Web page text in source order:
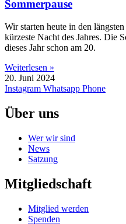
Sommerpause
Wir starten heute in den
kürzeste Nacht des Jahres. Die
dieses Jahr schon am 20.
Weiterlesen »
20. Juni 2024
Instagram Whatsapp Phone
Über uns
Wer wir sind
News
Satzung
Mitgliedschaft
Mitglied werden
Spenden